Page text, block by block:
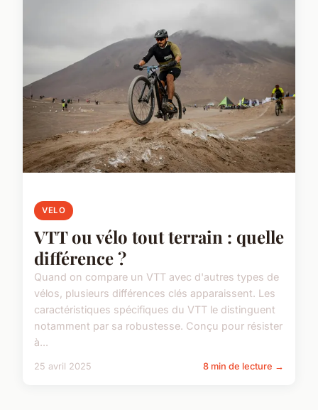
VELO
VTT ou vélo tout terrain : quelle
différence ?
Quand on compare un VTT avec d'autres types de
vélos, plusieurs différences clés apparaissent. Les
caractéristiques spécifiques du VTT le distinguent
notamment par sa robustesse. Conçu pour résister
à...
25 avril 2025 8 min de lecture →